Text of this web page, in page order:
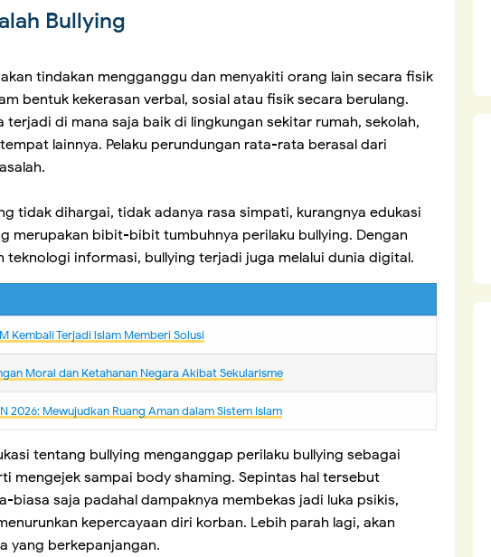
Bullying
tindakan mengganggu dan menyakiti orang lain secara fisik
bentuk kekerasan verbal, sosial atau fisik secara berulang.
terjadi di mana saja baik di lingkungan sekitar rumah, sekolah,
lainnya. Pelaku perundungan rata-rata berasal dari
tidak dihargai, tidak adanya rasa simpati, kurangnya edukasi
merupakan bibit-bibit tumbuhnya perilaku bullying. Dengan
teknologi informasi, bullying terjadi juga melalui dunia digital.
Kembali Terjadi lslam Memberi Solusi
Moral dan Ketahanan Negara Akibat Sekularisme
2026: Mewujudkan Ruang Aman dalam Sistem Islam
tentang bullying menganggap perilaku bullying sebagai
mengejek sampai body shaming. Sepintas hal tersebut
biasa saja padahal dampaknya membekas jadi luka psikis,
kepercayaan diri korban. Lebih parah lagi, akan
yang berkepanjangan.